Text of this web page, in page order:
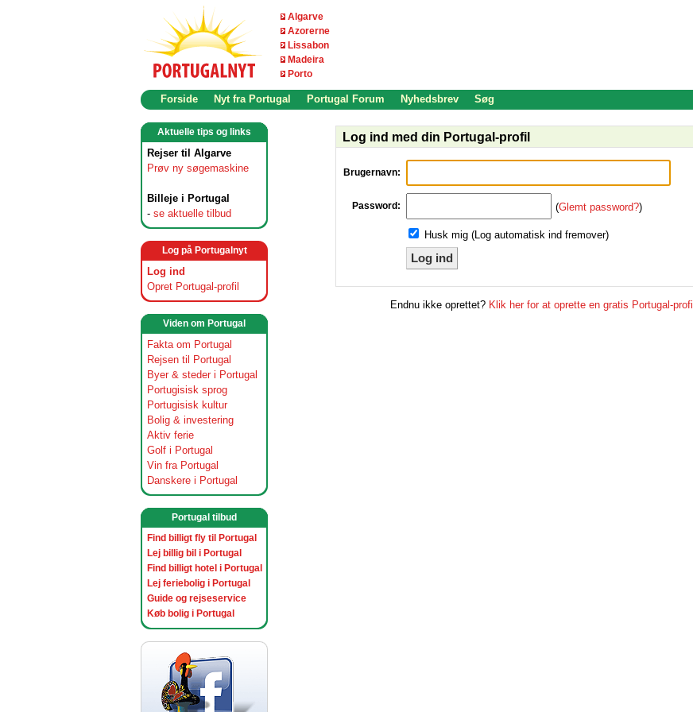
Algarve
Azorerne
Lissabon
Madeira
Porto
Forside Nyt fra Portugal Portugal Forum Nyhedsbrev Søg
Aktuelle tips og links
Rejser til Algarve
Prøv ny søgemaskine
Billeje i Portugal
- se aktuelle tilbud
Log på Portugalnyt
Log ind
Opret Portugal-profil
Viden om Portugal
Fakta om Portugal
Rejsen til Portugal
Byer & steder i Portugal
Portugisisk sprog
Portugisisk kultur
Bolig & investering
Aktiv ferie
Golf i Portugal
Vin fra Portugal
Danskere i Portugal
Portugal tilbud
Find billigt fly til Portugal
Lej billig bil i Portugal
Find billigt hotel i Portugal
Lej feriebolig i Portugal
Guide og rejseservice
Køb bolig i Portugal
Log ind med din Portugal-profil
Brugernavn:
Password: (Glemt password?)
Husk mig (Log automatisk ind fremover)
Log ind
Endnu ikke oprettet? Klik her for at oprette en gratis Portugal-profil